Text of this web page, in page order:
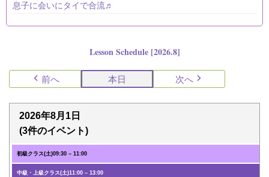
息子に会いにタイで合流♬
Lesson Schedule [2026.8]
前へ 本日 次へ
2026年8月1日
(3件のイベント)
初級クラス(土)09:30 – 11:00
中級・上級クラス(土)11:00 – 13:00